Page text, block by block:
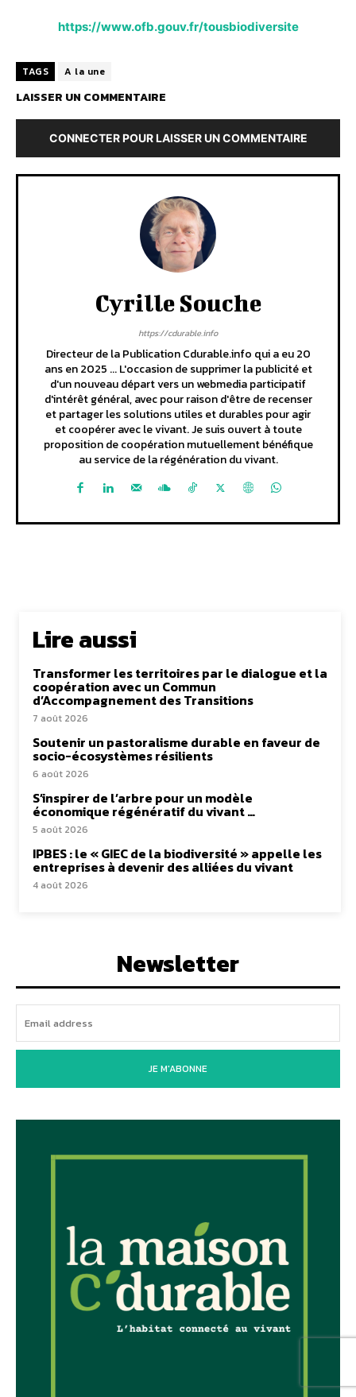
https://www.ofb.gouv.fr/tousbiodiversite
TAGS A la une
LAISSER UN COMMENTAIRE
CONNECTER POUR LAISSER UN COMMENTAIRE
Cyrille Souche
https://cdurable.info
Directeur de la Publication Cdurable.info qui a eu 20
ans en 2025 ... L'occasion de supprimer la publicité et
d'un nouveau départ vers un webmedia participatif
d'intérêt général, avec pour raison d'être de recenser
et partager les solutions utiles et durables pour agir
et coopérer avec le vivant. Je suis ouvert à toute
proposition de coopération mutuellement bénéfique
au service de la régénération du vivant.
Lire aussi
Transformer les territoires par le dialogue et la
coopération avec un Commun
d’Accompagnement des Transitions
7 août 2026
Soutenir un pastoralisme durable en faveur de
socio-écosystèmes résilients
6 août 2026
S’inspirer de l’arbre pour un modèle
économique régénératif du vivant …
5 août 2026
IPBES : le « GIEC de la biodiversité » appelle les
entreprises à devenir des alliées du vivant
4 août 2026
Newsletter
JE M'ABONNE